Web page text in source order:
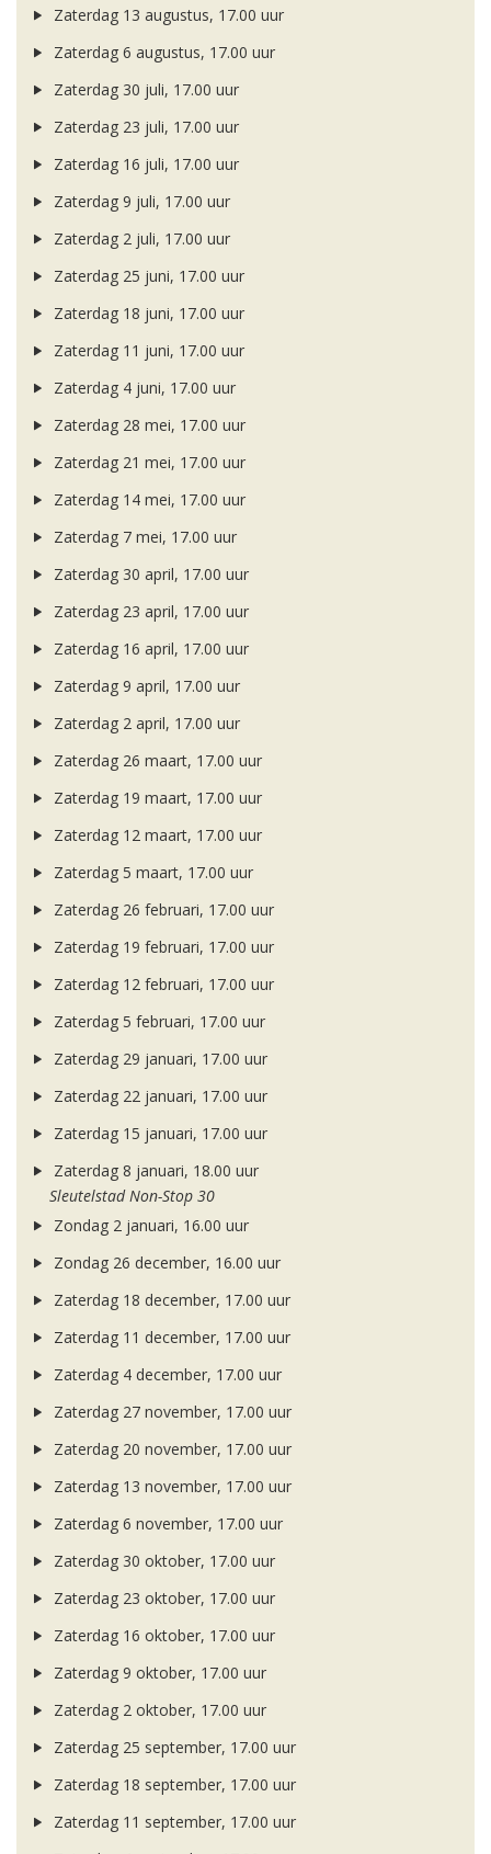
Zaterdag 13 augustus, 17.00 uur
Zaterdag 6 augustus, 17.00 uur
Zaterdag 30 juli, 17.00 uur
Zaterdag 23 juli, 17.00 uur
Zaterdag 16 juli, 17.00 uur
Zaterdag 9 juli, 17.00 uur
Zaterdag 2 juli, 17.00 uur
Zaterdag 25 juni, 17.00 uur
Zaterdag 18 juni, 17.00 uur
Zaterdag 11 juni, 17.00 uur
Zaterdag 4 juni, 17.00 uur
Zaterdag 28 mei, 17.00 uur
Zaterdag 21 mei, 17.00 uur
Zaterdag 14 mei, 17.00 uur
Zaterdag 7 mei, 17.00 uur
Zaterdag 30 april, 17.00 uur
Zaterdag 23 april, 17.00 uur
Zaterdag 16 april, 17.00 uur
Zaterdag 9 april, 17.00 uur
Zaterdag 2 april, 17.00 uur
Zaterdag 26 maart, 17.00 uur
Zaterdag 19 maart, 17.00 uur
Zaterdag 12 maart, 17.00 uur
Zaterdag 5 maart, 17.00 uur
Zaterdag 26 februari, 17.00 uur
Zaterdag 19 februari, 17.00 uur
Zaterdag 12 februari, 17.00 uur
Zaterdag 5 februari, 17.00 uur
Zaterdag 29 januari, 17.00 uur
Zaterdag 22 januari, 17.00 uur
Zaterdag 15 januari, 17.00 uur
Zaterdag 8 januari, 18.00 uur
Sleutelstad Non-Stop 30
Zondag 2 januari, 16.00 uur
Zondag 26 december, 16.00 uur
Zaterdag 18 december, 17.00 uur
Zaterdag 11 december, 17.00 uur
Zaterdag 4 december, 17.00 uur
Zaterdag 27 november, 17.00 uur
Zaterdag 20 november, 17.00 uur
Zaterdag 13 november, 17.00 uur
Zaterdag 6 november, 17.00 uur
Zaterdag 30 oktober, 17.00 uur
Zaterdag 23 oktober, 17.00 uur
Zaterdag 16 oktober, 17.00 uur
Zaterdag 9 oktober, 17.00 uur
Zaterdag 2 oktober, 17.00 uur
Zaterdag 25 september, 17.00 uur
Zaterdag 18 september, 17.00 uur
Zaterdag 11 september, 17.00 uur